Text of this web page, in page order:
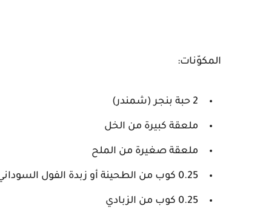
المكوّنات:
2 حبة بنجر (شمندر)
ملعقة كبيرة من الخل
ملعقة صغيرة من الملح
0.25 كوب من الطحينة أو زبدة الفول السوداني
0.25 كوب من الزبادي